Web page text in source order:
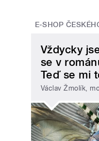
E-SHOP
Vždycky
se v
Teď se mi
Václav Žmolík,